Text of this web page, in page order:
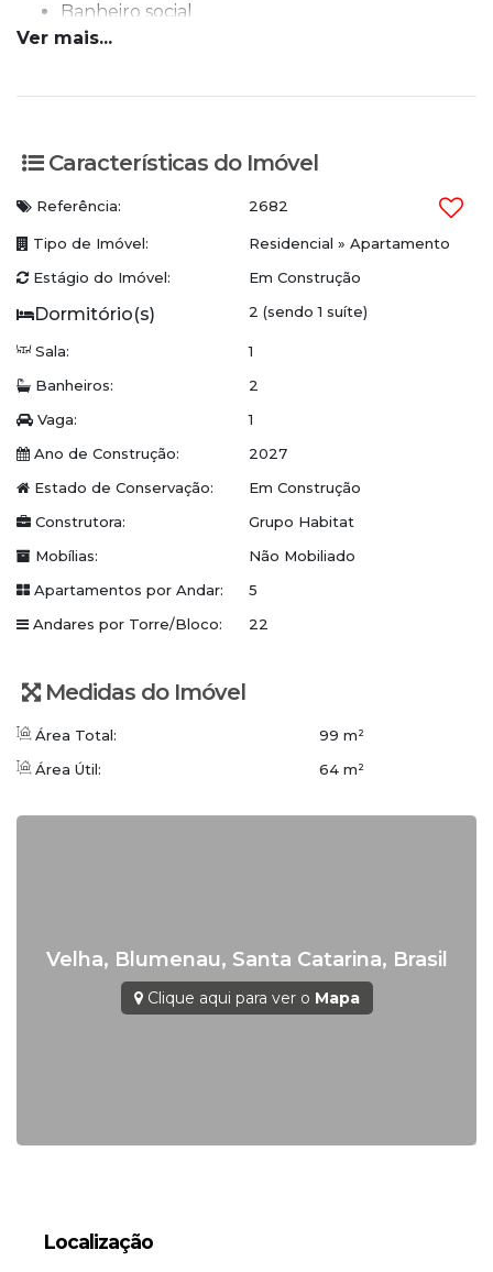
Banheiro social
Andar alto
Área de serviço
1 Vaga de garagem
Condomínio:
Hall de entrada
Elevadores
Rooftop em dois pavimentos
Piscina com borda infinita e arquibancada
Espaço fitness equipado
Espaço gourmet e lounge coworking
apartamento
Master Host para vistorias, suporte a serviços e
manutenção
por contrato de adesão
WhatsApp/Plantão: (47) 3336-4434.
Conceito Imobiliária | Viva o Conceito.
Ver mais...
Características do Imóvel
Referência: 2682
Tipo de Imóvel: Residencial » Apartamento
Estágio do Imóvel:
Em Construção
2 (sendo 1 suíte)
Sala:
1
Banheiros:
2
Vaga:
1
Ano de Construção:
2027
Estado de Conservação:
Em Construção
Construtora:
Grupo Habitat
Mobílias:
Não Mobiliado
Apartamentos por Andar:
5
Andares por Torre/Bloco:
22
Medidas do Imóvel
Área Total:
99 m²
Área Útil:
64 m²
Velha, Blumenau, Santa Catarina, Brasil
Clique aqui para ver o Mapa
Localização